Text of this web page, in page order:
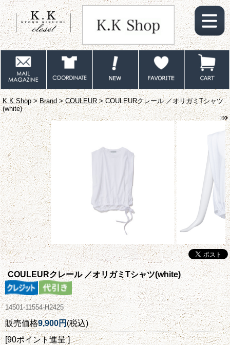
K.K Shop>Brand>COULEUR> COULEURクレール ／オリガミTシャツ
(white)
COULEURクレール ／オリガミTシャツ(white)
14501-11554-H2425
販売価格9,900円(税込)
[90ポイント進呈 ]